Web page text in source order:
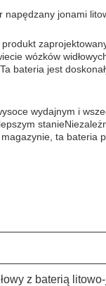
jonami
wózków
bateria jest
wydajnym i
ta bateria
z baterią